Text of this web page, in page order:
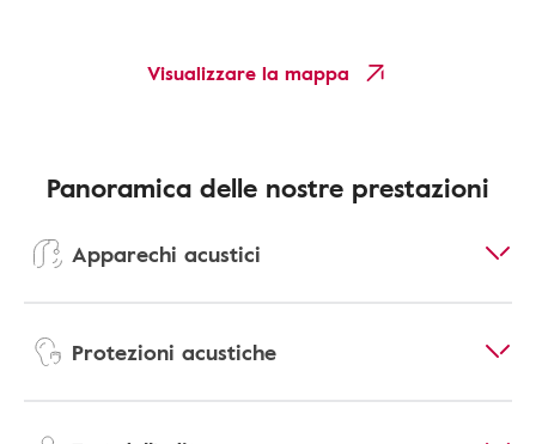
Visualizzare la mappa
Panoramica delle nostre prestazioni
Apparechi acustici
Protezioni acustiche